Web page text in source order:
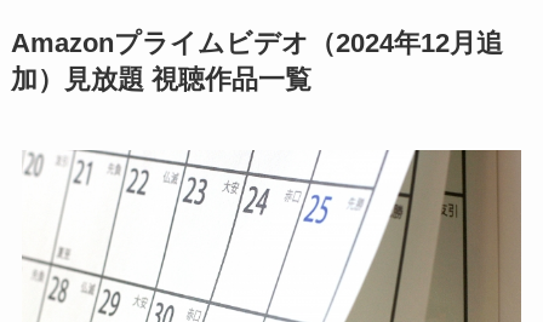
Amazonプライムビデオ（2024年12月追
加）見放題 視聴作品一覧